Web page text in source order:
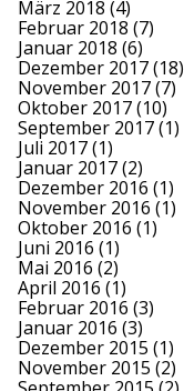
März 2018 (4)
Februar 2018 (7)
Januar 2018 (6)
Dezember 2017(18)
November 2017(7)
Oktober 2017(10)
September 2017(1)
Juli 2017(1)
Januar 2017(2)
Dezember 2016 (1)
November 2016 (1)
Oktober 2016 (1)
Juni 2016 (1)
Mai 2016 (2)
April 2016 (1)
Februar 2016 (3)
Januar 2016 (3)
Dezember 2015 (1)
November 2015 (2)